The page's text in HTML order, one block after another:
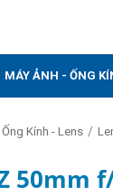
MÁY ẢNH - ỐNG
Ống Kính - Lens /
50mm